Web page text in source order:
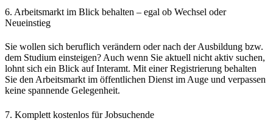
6. Arbeitsmarkt im Blick behalten – egal ob Wechsel oder
Neueinstieg
Sie wollen sich beruflich verändern oder nach der Ausbildung bzw.
dem Studium einsteigen? Auch wenn Sie aktuell nicht aktiv suchen,
lohnt sich ein Blick auf Interamt. Mit einer Registrierung behalten
Sie den Arbeitsmarkt im öffentlichen Dienst im Auge und verpassen
keine spannende Gelegenheit.
7. Komplett kostenlos für Jobsuchende